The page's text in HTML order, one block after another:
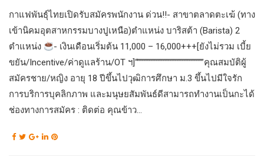
กาแฟพันธุ์ไทยเปิดรับสมัครพนักงาน ด่วน!!- สาขาตลาดตะเฆ้ (ทาง
เข้านิคมอุตสาหกรรมบางปูเหนือ)ตำแหน่ง บาริสต้า (Barista) 2
ตำแหน่ง
- เงินเดือนเริ่มต้น 11,000 – 16,000+++[ยังไม่รวม เบี้ย
ขยัน/Incentive/ค่าดูแลร้าน/OT ฯ]“””””””””””””””””””””””””””””คุณสมบัติผู้
สมัครชาย/หญิง อายุ 18 ปีขึ้นไปวุฒิการศึกษา ม.3 ขึ้นไปมีใจรัก
การบริการบุคลิกภาพ และมนุษยสัมพันธ์ดีสามารถทำงานเป็นกะได้
ช่องทางการสมัคร : ติดต่อ คุณข้าว...